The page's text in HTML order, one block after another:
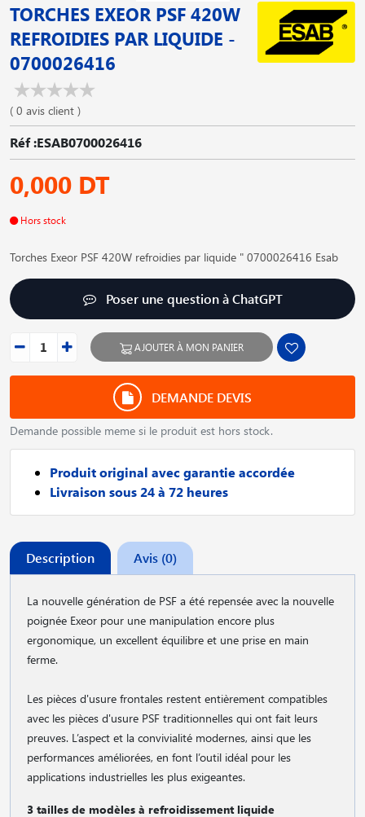
TORCHES EXEOR PSF 420W
REFROIDIES PAR LIQUIDE -
0700026416
( 0 avis client )
Réf :ESAB0700026416
0,000 DT
Hors stock
Torches Exeor PSF 420W refroidies par liquide " 0700026416 Esab
Poser une question à ChatGPT
AJOUTER À MON PANIER
DEMANDE DEVIS
Demande possible meme si le produit est hors stock.
Produit original avec garantie accordée
Livraison sous 24 à 72 heures
Description Avis (0)
La nouvelle génération de PSF a été repensée avec la nouvelle
poignée Exeor pour une manipulation encore plus
ergonomique, un excellent équilibre et une prise en main
ferme.
Les pièces d'usure frontales restent entièrement compatibles
avec les pièces d'usure PSF traditionnelles qui ont fait leurs
preuves. L’aspect et la convivialité modernes, ainsi que les
performances améliorées, en font l’outil idéal pour les
applications industrielles les plus exigeantes.
3 tailles de modèles à refroidissement liquide